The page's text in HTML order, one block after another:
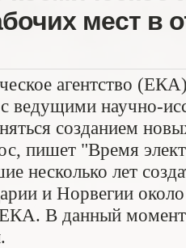
мест в
агентство
ведущими научно-
созданием
пишет "Время
несколько лет
и Норвегии
ЕКА. В данный